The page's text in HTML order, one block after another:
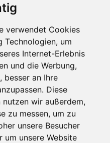
verwendet Cookies
Technologien, um
Internet-Erlebnis
und die Werbung,
besser an Ihre
Diese
nutzen wir außerdem,
zu messen, um zu
unsere Besucher
um unsere Website
Facebook
Twitter
YouTube
Google+
2026